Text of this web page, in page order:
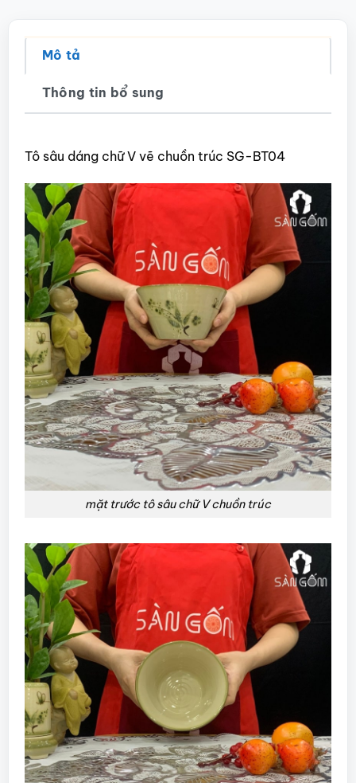
Mô tả
Thông tin bổ sung
Tô sâu dáng chữ V vẽ chuồn trúc SG-BT04
mặt trước tô sâu chữ V chuồn trúc